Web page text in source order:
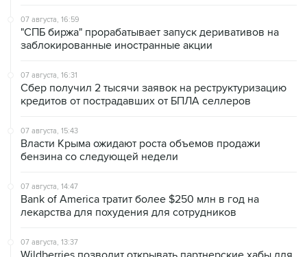
заблокированные иностранные акции
07 августа, 16:31
кредитов от пострадавших от БПЛА селлеров
07 августа, 15:43
бензина со следующей недели
07 августа, 14:47
лекарства для похудения для сотрудников
07 августа, 13:37
хранения товаров селлеров